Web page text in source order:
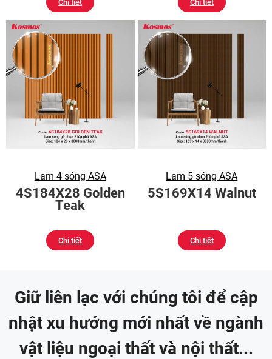
Chi tiết Chi tiết
Lam 4 sóng ASA
4S184X28 Golden
Teak
Chi tiết
Lam 5 sóng ASA
5S169X14 Walnut
Chi tiết
Giữ liên lạc với chúng tôi để cập
nhật xu hướng mới nhất về ngành
vật liệu ngoại thất và nội thất...